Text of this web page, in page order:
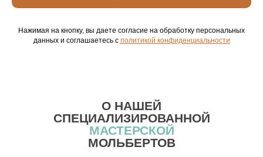
Нажимая на кнопку, вы даете согласие на обработку персональных
данных и соглашаетесь c политикой конфиденциальности
О НАШЕЙ
СПЕЦИАЛИЗИРОВАННОЙ
МАСТЕРСКОЙ
МОЛЬБЕРТОВ